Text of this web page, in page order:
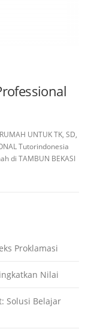
UNTUK TK, SD,
Tutorindonesia
di TAMBUN BEKASI
Proklamasi
Nilai
Solusi Belajar